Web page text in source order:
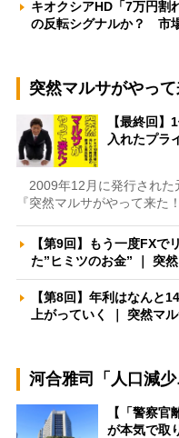
キオクシアHD「7万円割
の反転シグナルか？ 市
突然マルサがやって
【最終回
入れたプラ
2009年12月に発行された
『突然マルサがやって来た
【第9回】もう一度FX
た”ヒミツのお金” ｜ 突
【第8回】年利はなんと
上がっていく ｜ 突然マ
河合雅司「人口減少
【「警察
が本気で取